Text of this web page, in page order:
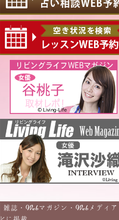
雑誌・Webマガジン・Webメディ